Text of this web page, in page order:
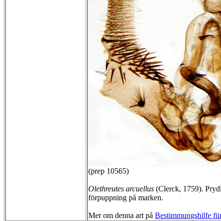
(prep 10565)
Olethreutes arcuellus (Clerck, 1759).
förpuppning på marken.
Mer om denna art på Bestimmungshilfe